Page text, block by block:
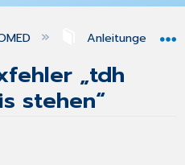
hierarchy
Anleitungen &
„tdh
stehen“